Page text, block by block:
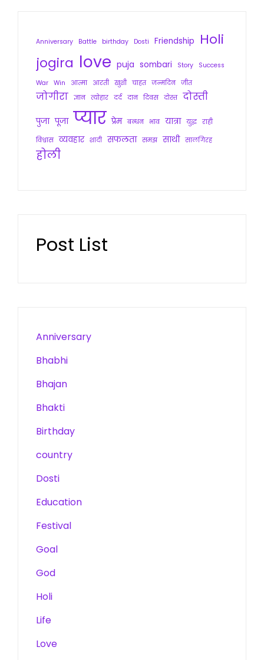
Anniversary Battle birthday Dosti Friendship
Holi
jogira love puja sombari Story
Success
War Win आत्मा आरती खुशी चाहत जन्मदिन जीत
जोगीरा ज्ञान त्योहार दर्द दान दिवस दोस्त दोस्ती
पुजा पूजा प्यार प्रेम बन्धन भाव यात्रा युद्ध राही
विश्वास व्यवहार शादी सफलता समझ साथी सालगिरह
होली
Post List
Anniversary
Bhabhi
Bhajan
Bhakti
Birthday
country
Dosti
Education
Festival
Goal
God
Holi
Life
Love